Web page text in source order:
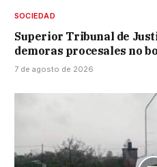
SOCIEDAD
Superior Tribunal de
demoras procesales no
7 de agosto de 2026